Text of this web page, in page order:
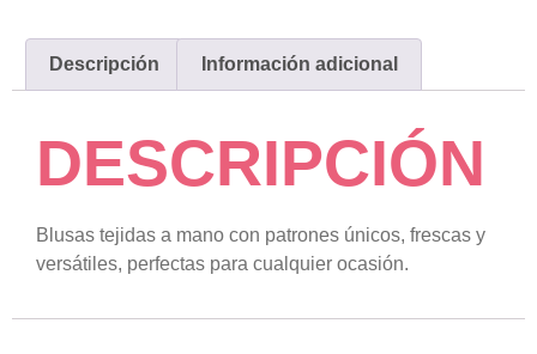
Descripción Información adicional
DESCRIPCIÓN
Blusas tejidas a mano con patrones únicos, frescas y
versátiles, perfectas para cualquier ocasión.